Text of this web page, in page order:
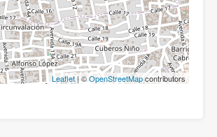
Leaflet| ©OpenStreetMapcontributors